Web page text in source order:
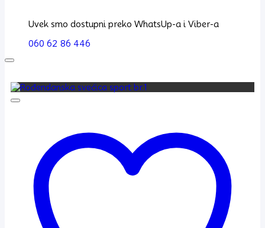
Uvek smo dostupni preko WhatsUp-a i Viber-a
060 62 86 446